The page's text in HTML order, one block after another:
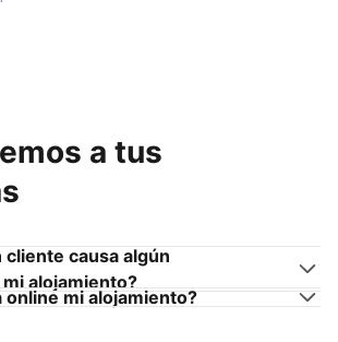
a tus
cliente causa algún
alojamiento?
online mi alojamiento?